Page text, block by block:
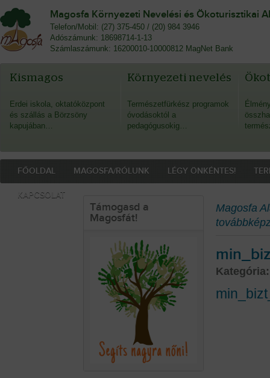
Magosfa Környezeti Nevelési és Ökoturisztikai
Telefon/Mobil: (27) 375-450 / (20) 984 3946
Adószámunk: 18698714-1-13
Számlaszámunk: 16200010-10000812 MagNet Bank
Kismagos
Erdei iskola, oktatóközpont
és szállás a Börzsöny
kapujában…
Környezeti nevelés
Természetfürkész programok
óvodásoktól a
pedagógusokig…
FŐOLDAL MAGOSFA/RÓLUNK LÉGY ÖNKÉNTES!
KAPCSOLAT
Támogasd a
Magosfát!
Magosfa